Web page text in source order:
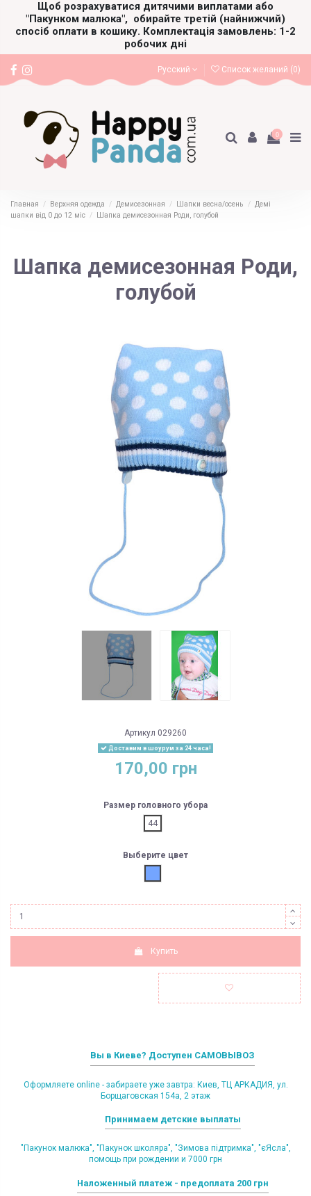
Щоб розрахуватися дитячими виплатами або
"Пакунком малюка", обирайте третій (найнижчий)
спосіб оплати в кошику. Комплектація замовлень: 1-2
робочих дні
Русский Список желаний (0)
0
Главная Верхняя одежда Демисезонная Шапки весна/осень
Демі
шапки від 0 до 12 міс
Шапка демисезонная Роди, голубой
Шапка демисезонная Роди,
голубой
Артикул 029260
Доставим в шоурум за 24 часа!
170,00 грн
Размер головного убора
44
Выберите цвет
Купить
Вы в Киеве? Доступен САМОВЫВОЗ
Оформляете online - забираете уже завтра: Киев, ТЦ АРКАДИЯ, ул.
Борщаговская 154а, 2 этаж
Принимаем детские выплаты
"Пакунок малюка", "Пакунок школяра", "Зимова підтримка", "єЯсла",
помощь при рождении и 7000 грн
Наложенный платеж - предоплата 200 грн